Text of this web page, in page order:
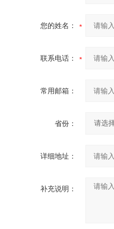
您的姓名：
联系电话：
常用邮箱：
省份：
详细地址：
补充说明：